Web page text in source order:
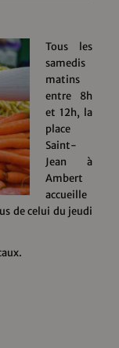
Tous les
samedis
matins
entre 8h
et 12h, la
place
Saint-
Jean à
Ambert
accueille
de celui du jeudi